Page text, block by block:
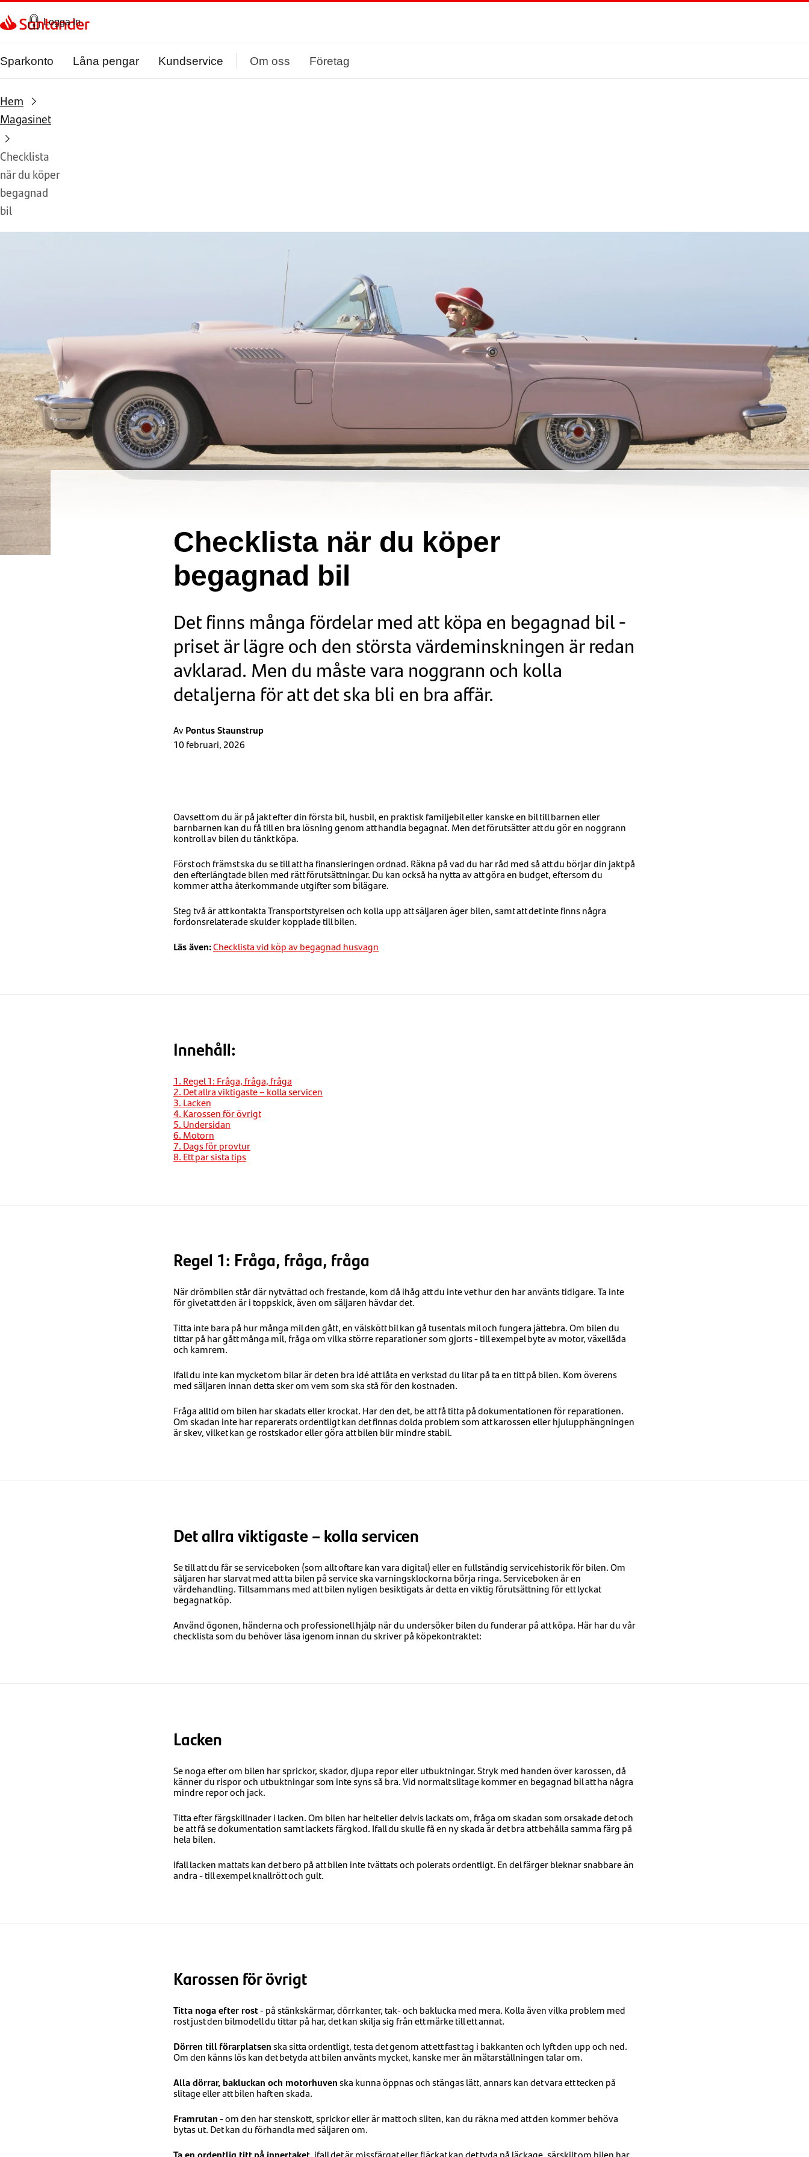
Gå direkt till textinnehål
Logga in
Sparkonto Låna pengar Kundservice Om oss Företag
Hem
Magasinet
Checklista
när du köper
begagnad
bil
Checklista när du köper
begagnad bil
Det finns många fördelar med att köpa en begagnad bil -
priset är lägre och den största värdeminskningen är redan
avklarad. Men du måste vara noggrann och kolla
detaljerna för att det ska bli en bra affär.
AvPontus Staunstrup
10 februari, 2026
Oavsett om du är på jakt efter din första bil, husbil, en praktisk familjebil eller kanske en bil till barnen eller
barnbarnen kan du få till en bra lösning genom att handla begagnat. Men det förutsätter att du gör en noggrann
kontroll av bilen du tänkt köpa.
Först och främst ska du se till att ha finansieringen ordnad. Räkna på vad du har råd med så att du börjar din jakt på
den efterlängtade bilen med rätt förutsättningar. Du kan också ha nytta av att göra en budget, eftersom du
kommer att ha återkommande utgifter som bilägare.
Steg två är att kontakta Transportstyrelsen och kolla upp att säljaren äger bilen, samt att det inte finns några
fordonsrelaterade skulder kopplade till bilen.
Läs även:Checklista vid köp av begagnad husvagn
Innehåll:
1. Regel 1: Fråga, fråga, fråga
2. Det allra viktigaste – kolla servicen
3. Lacken
4. Karossen för övrigt
5. Undersidan
6. Motorn
7. Dags för provtur
8. Ett par sista tips
Regel 1: Fråga, fråga, fråga
När drömbilen står där nytvättad och frestande, kom då ihåg att du inte vet hur den har använts tidigare. Ta inte
för givet att den är i toppskick, även om säljaren hävdar det.
Titta inte bara på hur många mil den gått, en välskött bil kan gå tusentals mil och fungera jättebra. Om bilen du
tittar på har gått många mil, fråga om vilka större reparationer som gjorts - till exempel byte av motor, växellåda
och kamrem.
Ifall du inte kan mycket om bilar är det en bra idé att låta en verkstad du litar på ta en titt på bilen. Kom överens
med säljaren innan detta sker om vem som ska stå för den kostnaden.
Fråga alltid om bilen har skadats eller krockat. Har den det, be att få titta på dokumentationen för reparationen.
Om skadan inte har reparerats ordentligt kan det finnas dolda problem som att karossen eller hjulupphängningen
är skev, vilket kan ge rostskador eller göra att bilen blir mindre stabil.
Det allra viktigaste – kolla servicen
Se till att du får se serviceboken (som allt oftare kan vara digital) eller en fullständig servicehistorik för bilen. Om
säljaren har slarvat med att ta bilen på service ska varningsklockorna börja ringa. Serviceboken är en
värdehandling. Tillsammans med att bilen nyligen besiktigats är detta en viktig förutsättning för ett lyckat
begagnat köp.
Använd ögonen, händerna och professionell hjälp när du undersöker bilen du funderar på att köpa. Här har du vår
checklista som du behöver läsa igenom innan du skriver på köpekontraktet:
Lacken
Se noga efter om bilen har sprickor, skador, djupa repor eller utbuktningar. Stryk med handen över karossen, då
känner du rispor och utbuktningar som inte syns så bra. Vid normalt slitage kommer en begagnad bil att ha några
mindre repor och jack.
Titta efter färgskillnader i lacken. Om bilen har helt eller delvis lackats om, fråga om skadan som orsakade det och
be att få se dokumentation samt lackets färgkod. Ifall du skulle få en ny skada är det bra att behålla samma färg på
hela bilen.
Ifall lacken mattats kan det bero på att bilen inte tvättats och polerats ordentligt. En del färger bleknar snabbare än
andra - till exempel knallrött och gult.
Karossen för övrigt
Titta noga efter rost- på stänkskärmar, dörrkanter, tak- och baklucka med mera. Kolla även vilka problem med
rost just den bilmodell du tittar på har, det kan skilja sig från ett märke till ett annat.
Dörren till förarplatsenska sitta ordentligt, testa det genom att ett fast tag i bakkanten och lyft den upp och ned.
Om den känns lös kan det betyda att bilen använts mycket, kanske mer än mätarställningen talar om.
Alla dörrar, bakluckan och motorhuvenska kunna öppnas och stängas lätt, annars kan det vara ett tecken på
slitage eller att bilen haft en skada.
Framrutan- om den har stenskott, sprickor eller är matt och sliten, kan du räkna med att den kommer behöva
bytas ut. Det kan du förhandla med säljaren om.
Ta en ordentlig titt på innertaket , ifall det är missfärgat eller fläckat kan det tyda på läckage, särskilt om bilen har